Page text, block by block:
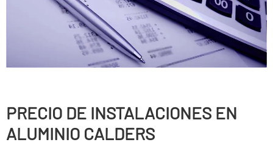
PRECIO DE INSTALACIONES EN
ALUMINIO CALDERS